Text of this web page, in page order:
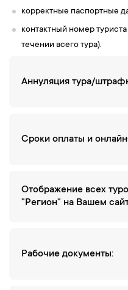
корректные паспортные
контактный номер
течении всего тура).
Аннуляция тура/
Cроки оплаты и
Отображение всех
"Регион" на Вашем
Рабочие документы: